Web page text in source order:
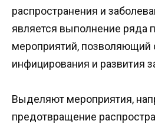
распространения и
является выполнение ряда
мероприятий, позволяющий
инфицирования и развития
Выделяют мероприятия,
предотвращение